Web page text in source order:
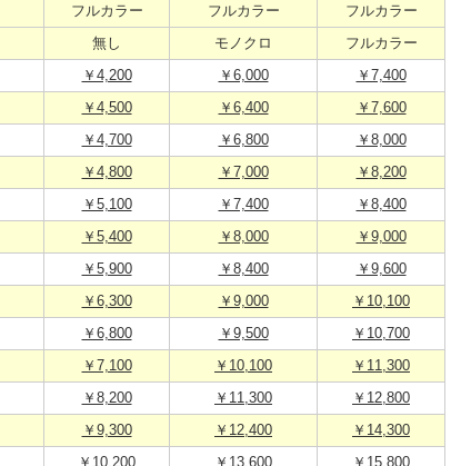
フルカラー フルカラー フルカラー
無し モノクロ フルカラー
￥4,200 ￥6,000 ￥7,400
￥4,500 ￥6,400 ￥7,600
￥4,700 ￥6,800 ￥8,000
￥4,800 ￥7,000 ￥8,200
￥5,100 ￥7,400 ￥8,400
￥5,400 ￥8,000 ￥9,000
￥5,900 ￥8,400 ￥9,600
￥6,300 ￥9,000 ￥10,100
￥6,800 ￥9,500 ￥10,700
￥7,100 ￥10,100 ￥11,300
￥8,200 ￥11,300 ￥12,800
￥9,300 ￥12,400 ￥14,300
￥10,200 ￥13,600 ￥15,800